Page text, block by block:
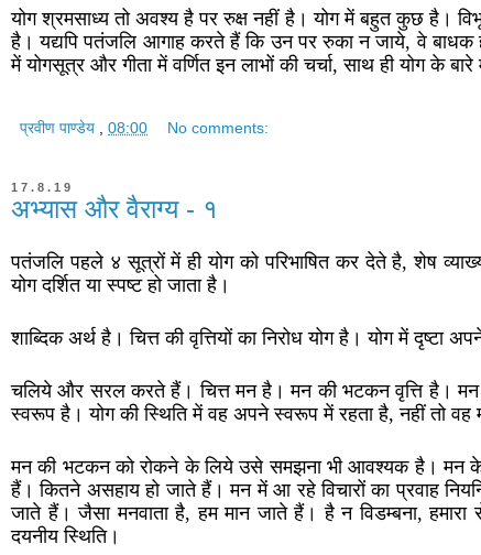
योग श्रमसाध्य तो अवश्य है पर रुक्ष नहीं है। योग में बहुत कुछ है।
है। यद्यपि पतंजलि आगाह करते हैं कि उन पर रुका न जाये, वे बाधक
में योगसूत्र और गीता में वर्णित इन लाभों की चर्चा, साथ ही योग के
प्रवीण पाण्डेय , 08:00 No comments:
17.8.19
अभ्यास और वैराग्य - १
पतंजलि पहले ४ सूत्रों में ही योग को परिभाषित कर देते है, शेष
योग दर्शित या स्पष्ट हो जाता है।
शाब्दिक अर्थ है। चित्त की वृत्तियों का निरोध योग है। योग में
चलिये और सरल करते हैं। चित्त मन है। मन की भटकन वृत्ति है।
स्वरूप है। योग की स्थिति में वह अपने स्वरूप में रहता है, नहीं तो
मन की भटकन को रोकने के लिये उसे समझना भी आवश्यक है। मन
हैं। कितने असहाय हो जाते हैं। मन में आ रहे विचारों का प्रवाह
जाते हैं। जैसा मनवाता है, हम मान जाते हैं। है न विडम्बना,
दयनीय स्थिति।